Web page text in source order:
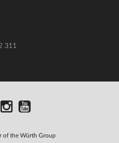
311
of the Würth Group